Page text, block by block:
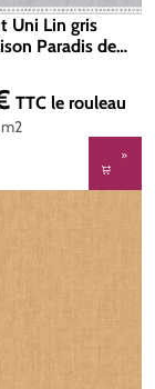
Uni Lin gris
Paradis de
LTC-MP15589
:
TTC le rouleau